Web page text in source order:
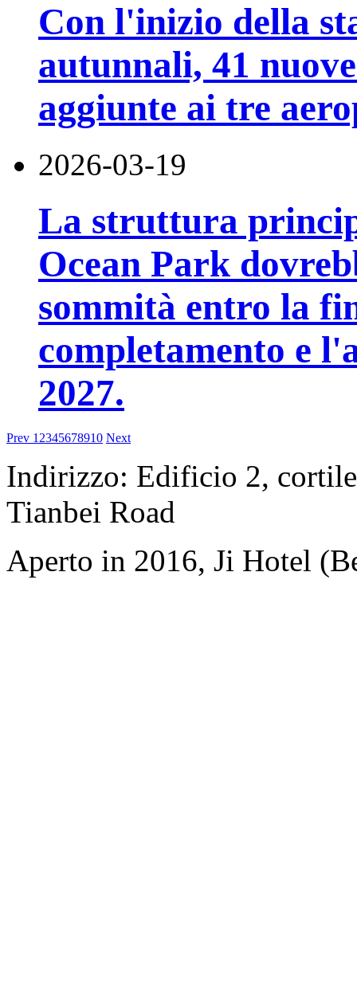
Con l'inizio della
autunnali, 41
aggiunte ai tre
2026-03-19
La struttura
Ocean Park
sommità entro la
completamento e
2027.
Prev 1 2345678910 Next
Indirizzo: Edificio 2,
Tianbei Road
Aperto in 2016, Ji Hotel